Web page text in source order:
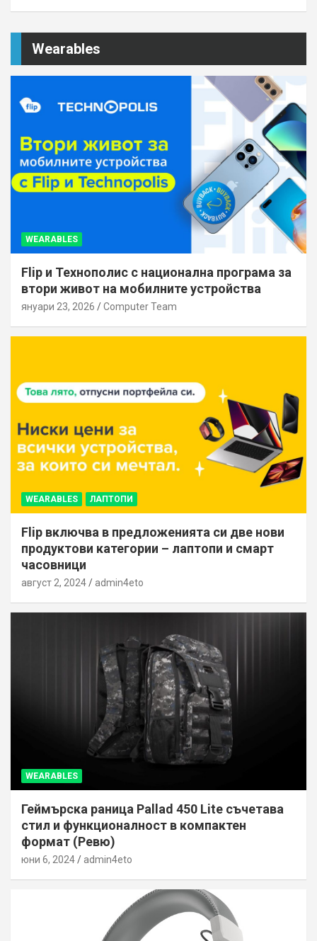
Wearables
WEARABLES
Flip и Технополис с национална програма за
втори живот на мобилните устройства
януари 23, 2026 Computer Team
WEARABLES ЛАПТОПИ
Flip включва в предложенията си две нови
продуктови категории – лаптопи и смарт
часовници
август 2, 2024 admin4eto
WEARABLES
Геймърска раница Pallad 450 Lite съчетава
стил и функционалност в компактен
формат (Ревю)
юни 6, 2024 admin4eto